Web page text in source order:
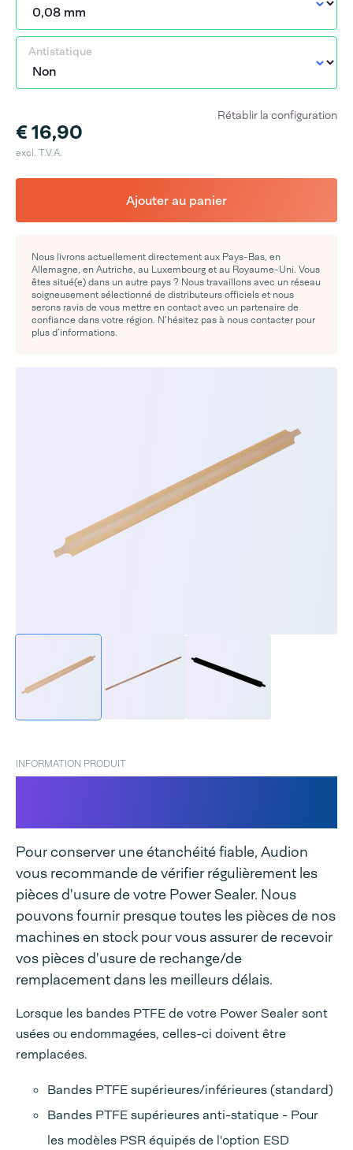
Antistatique
€ 16,90
excl. T.V.A.
Rétablir la configuration
Ajouter au panier
Nous livrons actuellement directement aux Pays-Bas, en
Allemagne, en Autriche, au Luxembourg et au Royaume-Uni. Vous
êtes situé(e) dans un autre pays ? Nous travaillons avec un réseau
soigneusement sélectionné de distributeurs officiels et nous
serons ravis de vous mettre en contact avec un partenaire de
confiance dans votre région. N’hésitez pas à nous contacter pour
plus d’informations.
INFORMATION PRODUIT
Pour conserver une étanchéité fiable, Audion
vous recommande de vérifier régulièrement les
pièces d'usure de votre Power Sealer. Nous
pouvons fournir presque toutes les pièces de nos
machines en stock pour vous assurer de recevoir
vos pièces d'usure de rechange/de
remplacement dans les meilleurs délais.
Lorsque les bandes PTFE de votre Power Sealer sont
usées ou endommagées, celles-ci doivent être
remplacées.
Bandes PTFE supérieures/inférieures (standard)
Bandes PTFE supérieures anti-statique - Pour
les modèles PSR équipés de l'option ESD